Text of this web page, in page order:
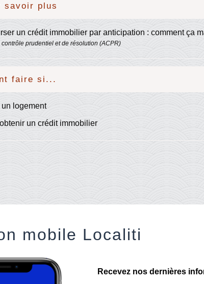
savoir plus
un crédit immobilier par anticipation : comment ça
contrôle prudentiel et de résolution (ACPR)
faire si...
logement
un crédit immobilier
mobile Localiti
Recevez nos dernières